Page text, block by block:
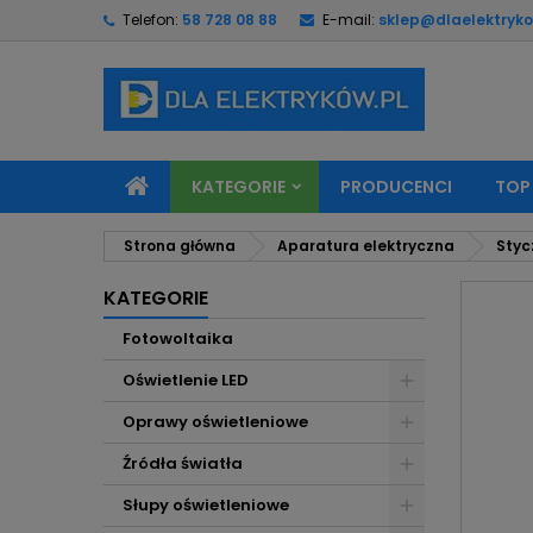
Telefon: 58 728 08 88 E-mail:
KATEGORIE PRODUCENCI
Strona główna Aparatura elektryczna
KATEGORIE
Fotowoltaika
Oświetlenie LED
Oprawy oświetleniowe
Źródła światła
Słupy oświetleniowe